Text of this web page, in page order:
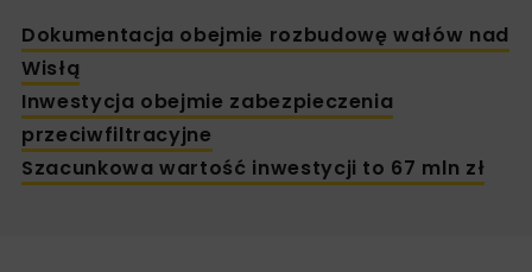
Dokumentacja obejmie rozbudowę wałów nad
Wisłą
Inwestycja obejmie zabezpieczenia
przeciwfiltracyjne
Szacunkowa wartość inwestycji to 67 mln zł